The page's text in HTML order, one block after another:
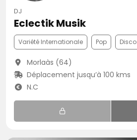
DJ
Eclectik Musik
Variété Internationale Pop Disco
Morlaàs (64)
Déplacement jusqu’à 100 kms
N.C